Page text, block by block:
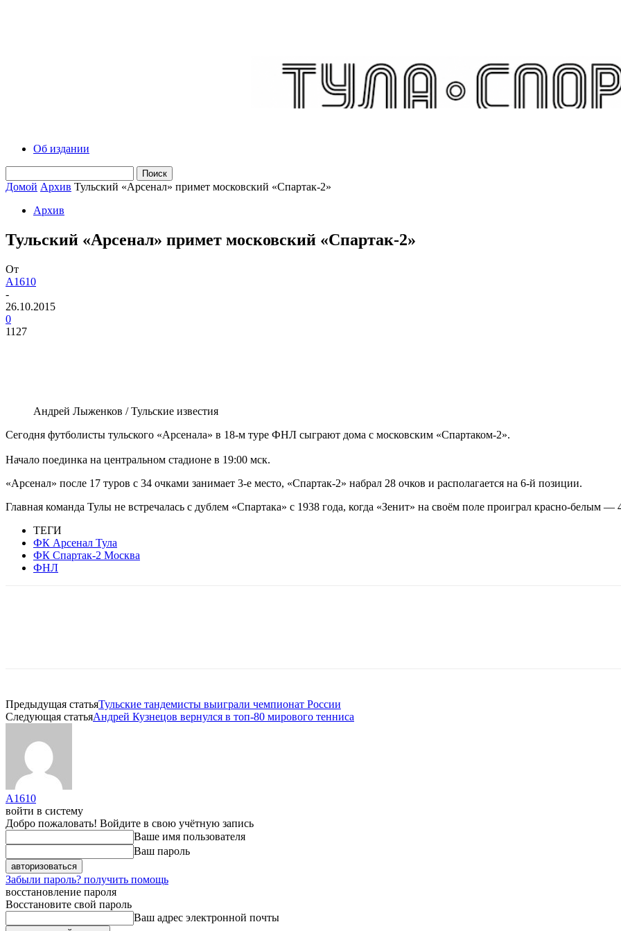
Об издании
Домой Архив Тульский «Арсенал» примет московский «Спартак-2»
Архив
Тульский «Арсенал» примет московский «Спартак-2»
От
A1610
-
26.10.2015
0
1127
Андрей Лыженков / Тульские известия
Сегодня футболисты тульского «Арсенала» в 18-м туре ФНЛ сыграют дома с московским «Спартаком-2».
Начало поединка на центральном стадионе в 19:00 мск.
«Арсенал» после 17 туров с 34 очками занимает 3-е место, «Спартак-2» набрал 28 очков и располагается на 6-й позиции.
Главная команда Тулы не встречалась с дублем «Спартака» с 1938 года, когда «Зенит» на своём поле проиграл красно-белым —
ТЕГИ
ФК Арсенал Тула
ФК Спартак-2 Москва
ФНЛ
Предыдущая статьяТульские тандемисты выиграли чемпионат России
Следующая статьяАндрей Кузнецов вернулся в топ-80 мирового тенниса
A1610
войти в систему
Добро пожаловать! Войдите в свою учётную запись
Ваше имя пользователя
Ваш пароль
Забыли пароль? получить помощь
восстановление пароля
Восстановите свой пароль
Ваш адрес электронной почты